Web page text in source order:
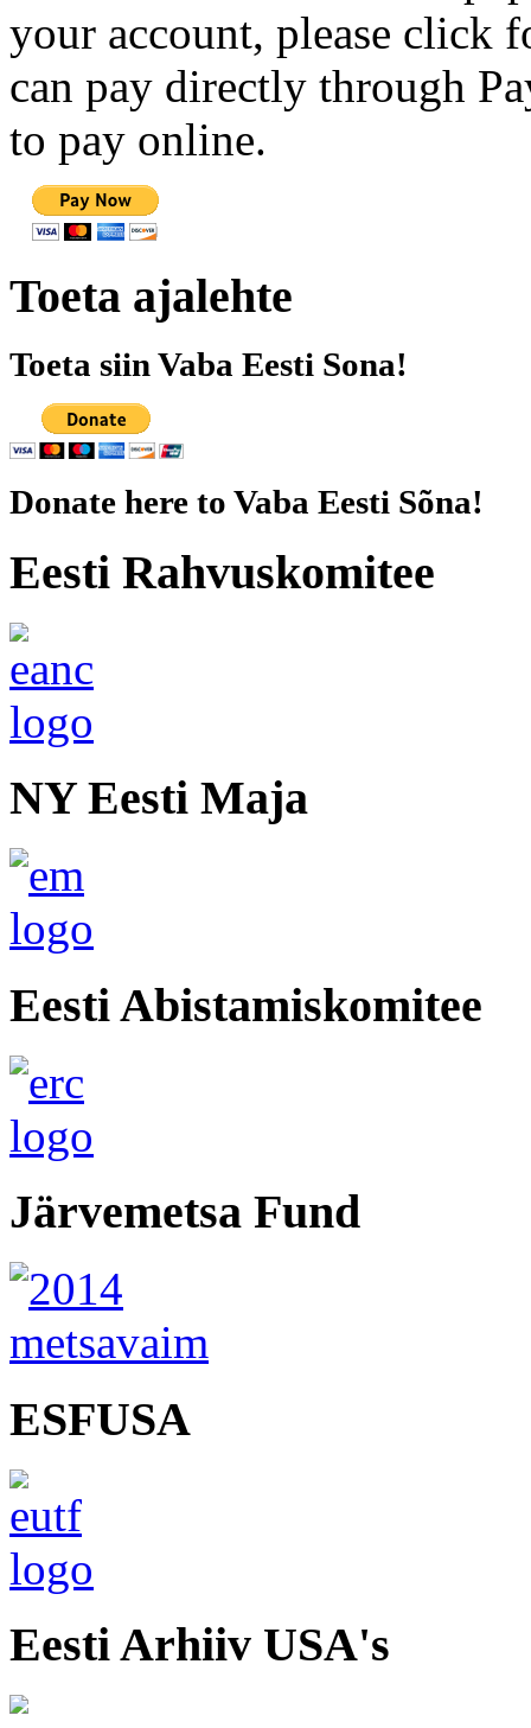
your account, please click
can pay directly through
to pay online.
Toeta ajalehte
Toeta siin Vaba Eesti Sona!
Donate here to Vaba Eesti Sõna!
Eesti Rahvuskomitee
NY Eesti Maja
Eesti Abistamiskomitee
Järvemetsa Fund
ESFUSA
Eesti Arhiiv USA's